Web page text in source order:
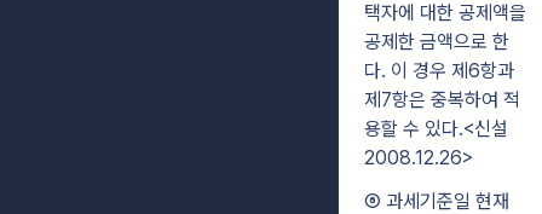
택자에 대한 공제액을
공제한 금액으로 한
다. 이 경우 제6항과
제7항은 중복하여 적
용할 수 있다.<신설
2008.12.26>
⑥ 과세기준일 현재